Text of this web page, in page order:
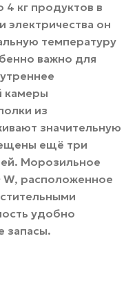
4 кг продуктов в
электричества он
температуру
важно для
камеры
из
значительную
ещё три
Морозильное
W, расположенное
удобно
запасы.